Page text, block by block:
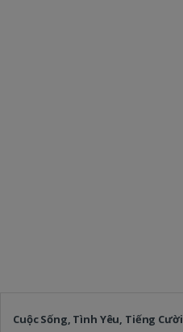
Cuộc Sống, Tình Yêu, Tiếng Cười